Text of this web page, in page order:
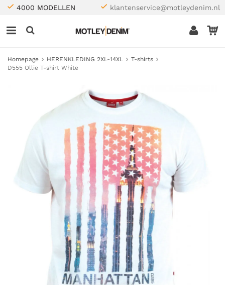
4000 MODELLEN klantenservice@motleydenim.nl
Homepage HERENKLEDING 2XL-14XL
T-shirts
D555 Ollie T-shirt White